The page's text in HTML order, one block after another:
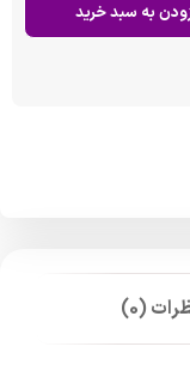
به سبد خرید
(0)